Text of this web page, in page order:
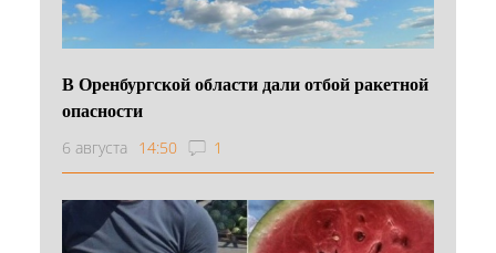
В Оренбургской области дали отбой ракетной
опасности
6 августа 14:50 1